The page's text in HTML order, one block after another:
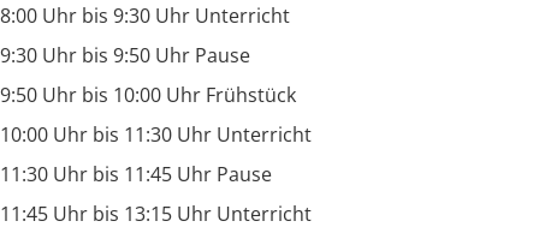
8:00 Uhr bis 9:30 Uhr Unterricht
9:30 Uhr bis 9:50 Uhr Pause
9:50 Uhr bis 10:00 Uhr Frühstück
10:00 Uhr bis 11:30 Uhr Unterricht
11:30 Uhr bis 11:45 Uhr Pause
11:45 Uhr bis 13:15 Uhr Unterricht